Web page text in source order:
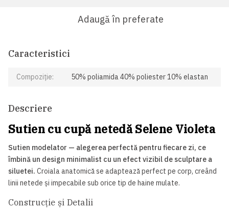
Adaugă în preferate
Caracteristici
Compoziție: 50% poliamida 40% poliester 10% elastan
Descriere
Sutien cu cupă netedă Selene Violeta
Sutien modelator — alegerea perfectă pentru fiecare zi, ce
îmbină un design minimalist cu un efect vizibil de sculptare a
siluetei. Croiala anatomică se adaptează perfect pe corp, creând
linii netede și impecabile sub orice tip de haine mulate.
Construcție și Detalii